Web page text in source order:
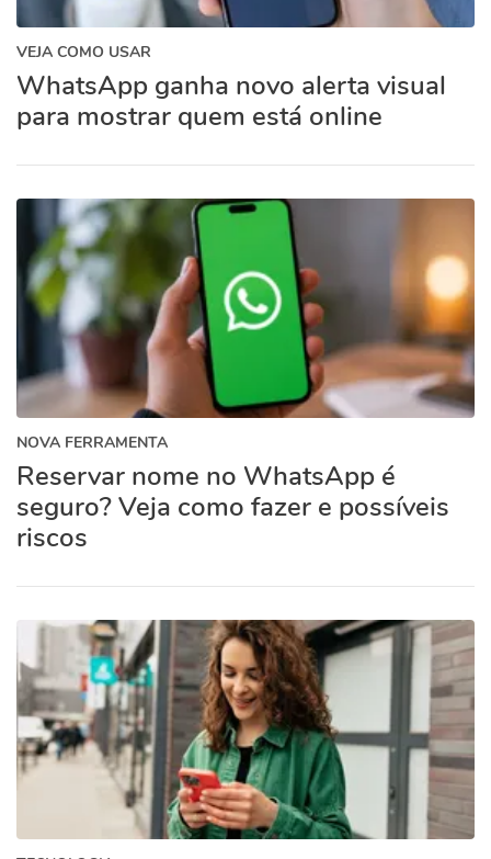
VEJA COMO USAR
WhatsApp ganha novo alerta visual
para mostrar quem está online
NOVA FERRAMENTA
Reservar nome no WhatsApp é
seguro? Veja como fazer e possíveis
riscos